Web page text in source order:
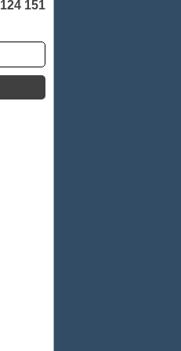
124 151